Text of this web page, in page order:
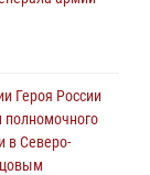
Героя России
полномочного
в Северо-